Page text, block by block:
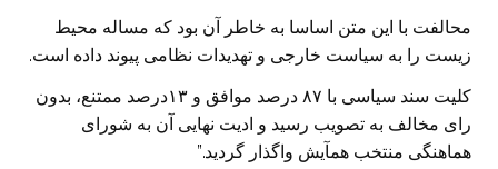
محالفت با این متن اساسا به خاطر آن بود که مساله محیط
زیست را به سیاست خارجی و تهدیدات نظامی پیوند داده است.
کلیت سند سیاسی با ۸۷ درصد موافق و ۱۳درصد ممتنع، بدون
رای مخالف به تصویب رسید و ادیت نهایی آن به شورای
هماهنگی منتخب همآیش واگذار گردید.”